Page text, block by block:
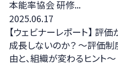
本能率協会 研修...
2025.06.17
【ウェビナーレポート】 評
成長しないのか？ 〜評価
由と、組織が変わるヒント〜